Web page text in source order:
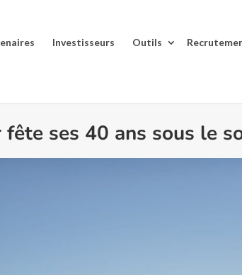
Investisseurs Outils
fête ses 40 ans sous le